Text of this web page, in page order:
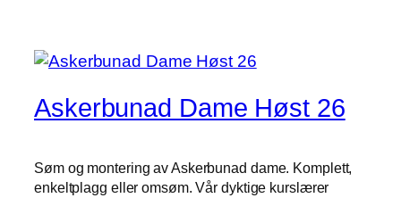
Askerbunad Dame Høst 26
Søm og montering av Askerbunad dame. Komplett,
enkeltplagg eller omsøm. Vår dyktige kurslærer